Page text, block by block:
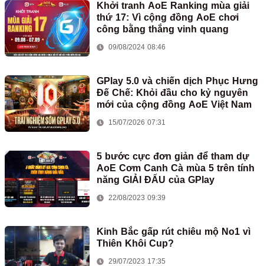
Khởi tranh AoE Ranking mùa giải
thứ 17: Vì cộng đồng AoE chơi
công bằng thắng vinh quang
09/08/2024 08:46
GPlay 5.0 và chiến dịch Phục Hưng
Đế Chế: Khỏi đầu cho kỷ nguyên
mới của cộng đồng AoE Việt Nam
15/07/2026 07:31
5 bước cực đơn giản để tham dự
AoE Cơm Canh Cà mùa 5 trên tính
năng GIẢI ĐẤU của GPlay
22/08/2023 09:39
Kinh Bắc gấp rút chiêu mộ No1 vì
Thiên Khôi Cup?
29/07/2023 17:35